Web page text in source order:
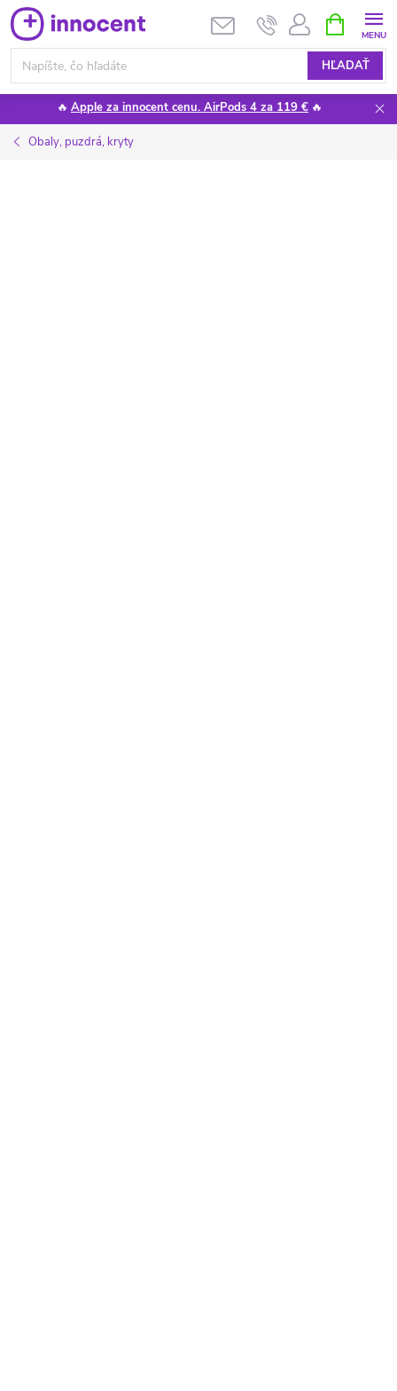
Prejsť
na
obsah
HĽADAŤ
KOŠÍK
🔥 Apple za innocent cenu. AirPods 4 za 119 € 🔥
Obaly, puzdrá, kryty